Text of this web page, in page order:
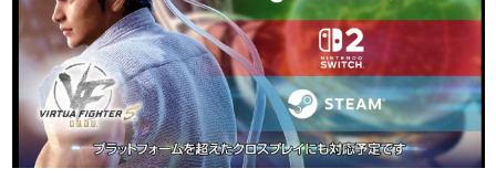
解説を掲載。約20年の歴史が一望できる決定版！
若ゲのいたり〜ゲームクリエイターの青春〜
『うつヌケ』『ペンと箸』等で知られるマンガ家・田中圭
一先生によるゲーム業界レポートマンガです。
なんでゲームは面白い？
ゲーム開発者・hamatsu氏がゲームの魅力を画面や操作の
具体的な形から解き明かしていく、硬派で骨太な評論連載